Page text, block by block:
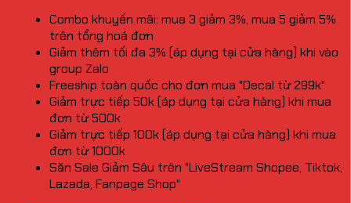
Combo khuyến mãi: mua 3 giảm 3%, mua 5 giảm 5%
trên tổng hoá đơn
Giảm thêm tối đa 3% (áp dụng tại cửa hàng) khi vào
group Zalo
Freeship toàn quốc cho đơn mua "Decal từ 299k"
Giảm trực tiếp 50k (áp dụng tại cửa hàng) khi mua
đơn từ 500k
Giảm trực tiếp 100k (áp dụng tại cửa hàng) khi mua
đơn từ 1000k
Săn Sale Giảm Sâu trên "LiveStream Shopee, Tiktok,
Lazada, Fanpage Shop"